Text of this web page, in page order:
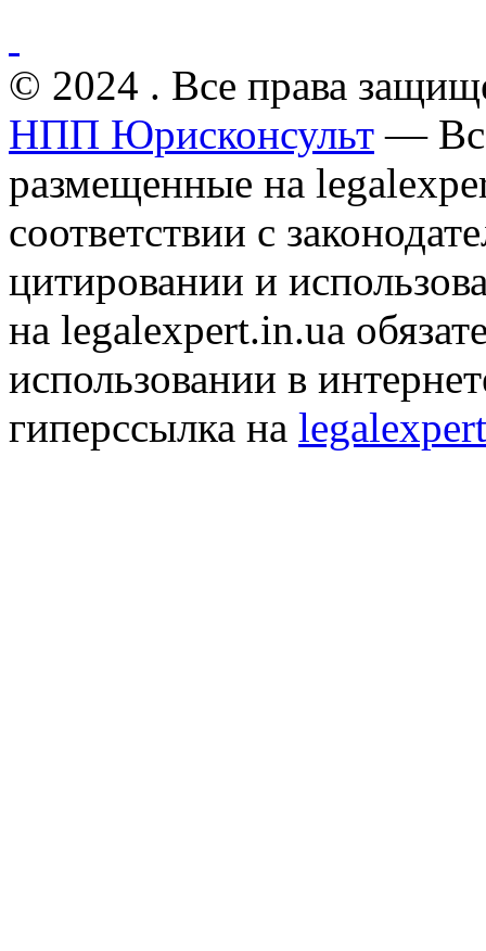
© 2024 . Все права
НПП Юрисконсульт —
размещенные на
соответствии с
цитировании и
на legalexpert.in.ua
использовании в
гиперссылка на